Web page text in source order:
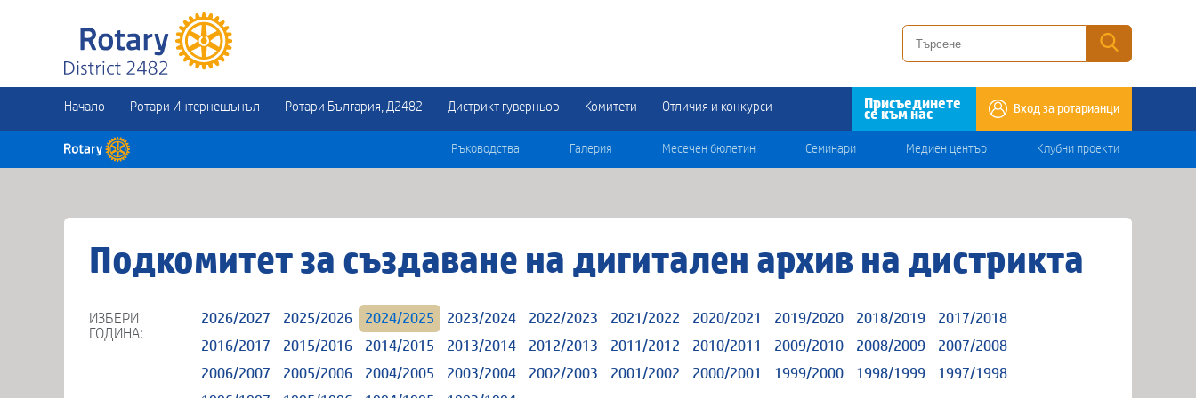
Начало Ротари Интернешънъл Ротари България, Д2482 Дистрикт гуверньор Комитети Отличия и конкурси Присъединете
се към нас Вход за ротарианци
Ръководства Галерия Месечен бюлетин Семинари Медиен център Клубни проекти
Подкомитет за създаване на дигитален архив на дистрикта
ИЗБЕРИ
ГОДИНА:
2026/2027 2025/2026 2024/2025 2023/2024 2022/2023 2021/2022 2020/2021 2019/2020 2018/2019
2017/2018
2016/2017
2015/2016 2014/2015 2013/2014 2012/2013 2011/2012 2010/2011 2009/2010 2008/2009
2007/2008
2006/2007
2005/2006 2004/2005 2003/2004 2002/2003 2001/2002 2000/2001 1999/2000 1998/1999
1997/1998